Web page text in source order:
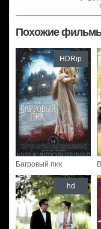
Похожие
Багровый пик
HDRip
hd